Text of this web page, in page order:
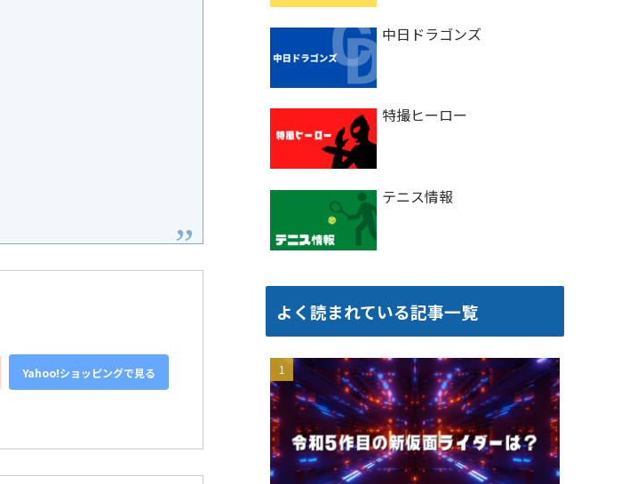
Yahoo!ショッピングで見る
中日ドラゴンズ
特撮ヒーロー
テニス情報
よく読まれている記事一覧